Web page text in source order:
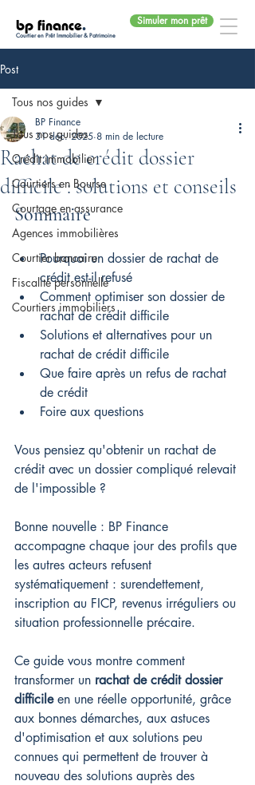
bp finance.
Courtier en Prêt Immobilier & Patrimoine
Simuler mon prêt
Post
Tous nos guides
Crédit immobilier
Courtiers en Bourse
Courtage en assurance
Agences immobilières
Courtier bancaire
Fiscalité personnelle
Courtiers immobiliers
Tous nos guides
Rachat de crédit dossier
difficile : solutions et conseils
BP Finance
31 déc. 2025 8 min de lecture
Sommaire
Pourquoi un dossier de rachat de
crédit est-il refusé
Comment optimiser son dossier de
rachat de crédit difficile
Solutions et alternatives pour un
rachat de crédit difficile
Que faire après un refus de rachat
de crédit
Foire aux questions
Vous pensiez qu'obtenir un rachat de
crédit avec un dossier compliqué relevait
de l'impossible ?
Bonne nouvelle : BP Finance
accompagne chaque jour des profils que
les autres acteurs refusent
systématiquement : surendettement,
inscription au FICP, revenus irréguliers ou
situation professionnelle précaire.
Ce guide vous montre comment
transformer un rachat de crédit dossier
difficile en une réelle opportunité, grâce
aux bonnes démarches, aux astuces
d'optimisation et aux solutions peu
connues qui permettent de trouver à
nouveau des solutions auprès des